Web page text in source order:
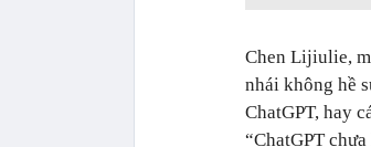
Chen Lijiulie,
nhái không hề
ChatGPT, hay
“ChatGPT